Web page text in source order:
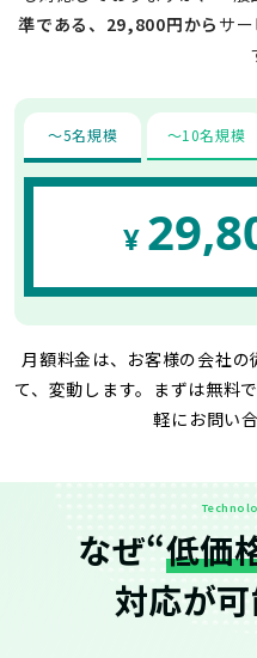
準である、29,800円から サ
〜5名規模 〜10名規模
¥
月額料金は、お客様の会社
て、変動します。 まずは無料
軽にお問い
なぜ“低価
対応が